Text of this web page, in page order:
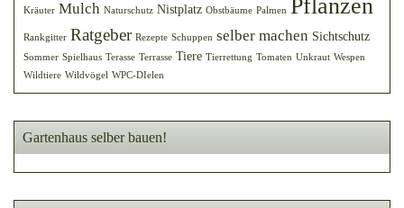
Kräuter Mulch Naturschutz Nistplatz Obstbäume Palmen Pflanzen
Rankgitter Ratgeber Rezepte Schuppen selber machen Sichtschutz
Sommer Spielhaus Terasse Terrasse Tiere Tierrettung Tomaten Unkraut Wespen
Wildtiere Wildvögel WPC-DIelen
Gartenhaus selber bauen!